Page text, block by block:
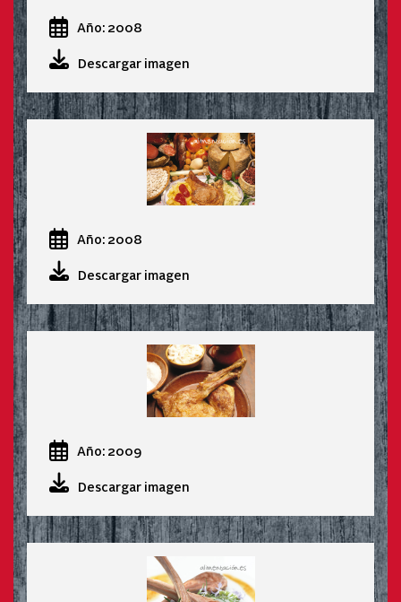
Año: 2008
Descargar imagen
Año: 2008
Descargar imagen
Año: 2009
Descargar imagen